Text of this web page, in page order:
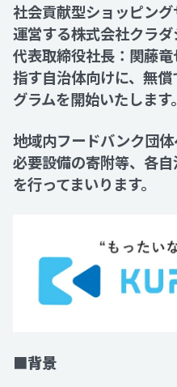
News
Recruit
Contact
社会貢献型ショッピン
運営する株式会社クラダ
代表取締役社長：関藤
指す自治体向けに、無
グラムを開始いたします。
地域内フードバンク団
必要設備の寄附等、各
を行ってまいります。
■背景